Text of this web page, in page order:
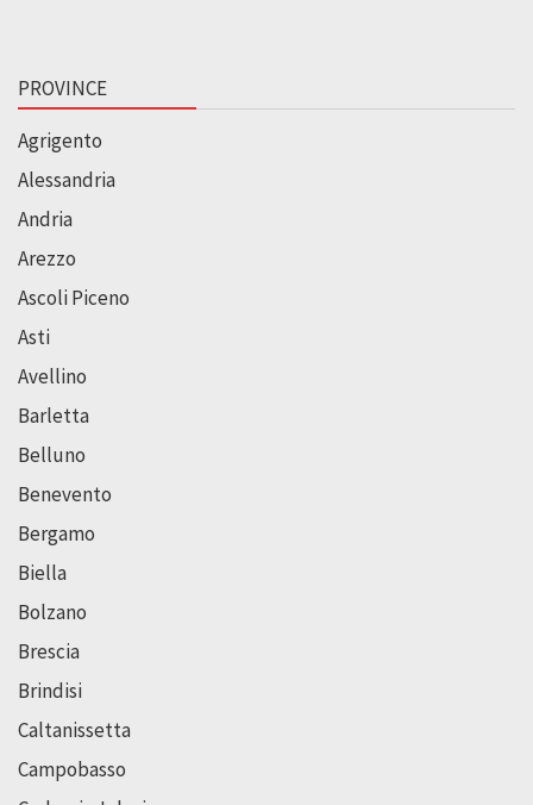
PROVINCE
Agrigento
Alessandria
Andria
Arezzo
Ascoli Piceno
Asti
Avellino
Barletta
Belluno
Benevento
Bergamo
Biella
Bolzano
Brescia
Brindisi
Caltanissetta
Campobasso